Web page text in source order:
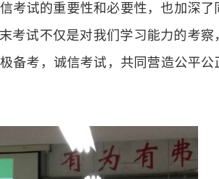
考试的重要性和必要性，也加深了
考试不仅是对我们学习能力的考察
备考，诚信考试，共同营造公平公